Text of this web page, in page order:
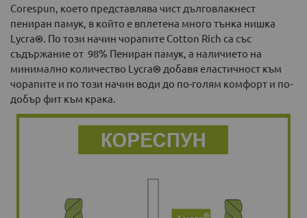
Corespun, което представлява чист дълговлакнест
пениран памук, в който е вплетена много тънка нишка
Lycra®. По този начин чорапите Cotton Rich са със
съдържание от 98% Пениран памук, а наличието на
минимално количество Lycra® добавя еластичност към
чорапите и по този начин води до по-голям комфорт и по-
добър фит към крака.